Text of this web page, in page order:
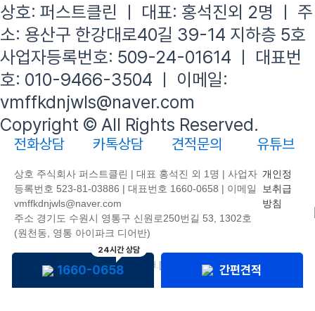
상호: 퍼스트클린 ㅣ 대표: 홍석진외 2명 ㅣ 주
소: 용산구 한강대로40길 39-14 지하층 5호
사업자등록번호: 509-24-01614 ㅣ 대표번
호: 010-9466-3504 ㅣ 이메일:
vmffkdnjwls@naver.com
Copyright © All Rights Reserved.
전화상담 카톡상담 견적문의 유튜브
상호 주식회사 퍼스트클린 | 대표 홍석진 외 1명 | 사업자
등록번호 523-81-03886 | 대표번호 1660-0658 | 이메일
vmffkdnjwls@naver.com
주소 경기도 수원시 영통구 신원로250번길 53, 1302호
(원천동, 영통 아이파크 디어반)
Copyright © All Rights Reserved. [
개인정
보취급
방침
24시간 상담
1660-0658 간편견적